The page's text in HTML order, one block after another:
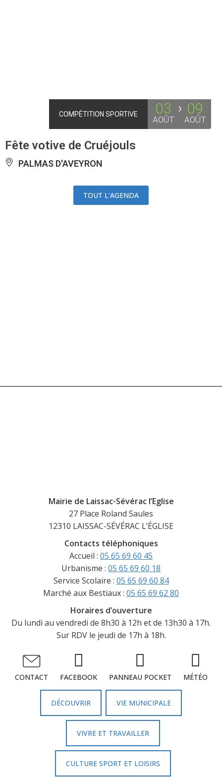
COMPÉTITION SPORTIVE 03
AOÛT
09
AOÛT
Fête votive de Cruéjouls
PALMAS D'AVEYRON
TOUT L'AGENDA
Mairie de Laissac-Sévérac l’Eglise
27 Place Roland Saules
12310 LAISSAC-SÉVÉRAC L’ÉGLISE
Contacts téléphoniques
Accueil : 05 65 69 60 45
Urbanisme : 05 65 69 60 18
Service Scolaire : 05 65 69 60 84
Marché aux Bestiaux : 05 65 69 62 80
Horaires d’ouverture
Du lundi au vendredi de 8h30 à 12h et de 13h30 à 17h.
Sur RDV le jeudi de 17h à 18h.
CONTACT FACEBOOK PANNEAU POCKET MÉTÉO
DÉCOUVRIR VIE MUNICIPALE
VIVRE ET TRAVAILLER
CULTURE SPORT ET LOISIRS